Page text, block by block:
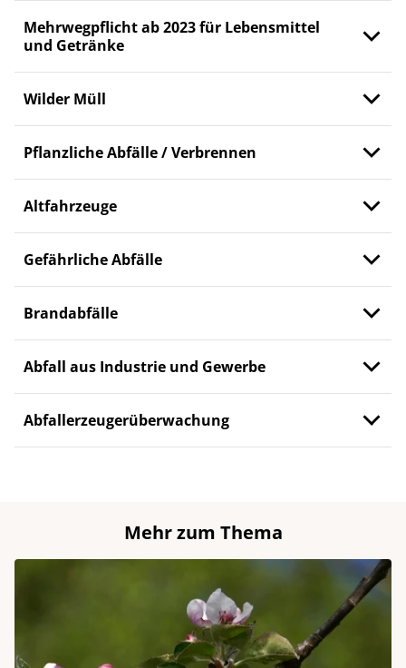
Mehrwegpflicht ab 2023 für Lebensmittel
und Getränke
Wilder Müll
Pflanzliche Abfälle / Verbrennen
Altfahrzeuge
Gefährliche Abfälle
Brandabfälle
Abfall aus Industrie und Gewerbe
Abfallerzeugerüberwachung
Mehr zum Thema